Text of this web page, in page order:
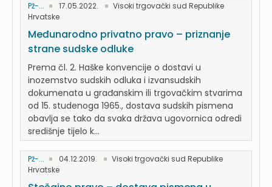
Pž-... 17.05.2022.
Visoki trgovački sud Republike
Hrvatske
Međunarodno privatno pravo – priznanje
strane sudske odluke
Prema čl. 2. Haške konvencije o dostavi u
inozemstvo sudskih odluka i izvansudskih
dokumenata u građanskim ili trgovačkim stvarima
od 15. studenoga 1965., dostava sudskih pismena
obavlja se tako da svaka država ugovornica odredi
središnje tijelo k...
Pž-... 04.12.2019.
Visoki trgovački sud Republike
Hrvatske